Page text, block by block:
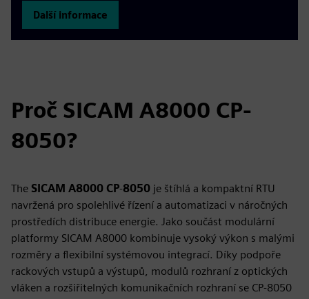
Další informace
Proč SICAM A8000 CP-
8050?
The SICAM A8000 CP‑8050 je štíhlá a kompaktní RTU
navržená pro spolehlivé řízení a automatizaci v náročných
prostředích distribuce energie. Jako součást modulární
platformy SICAM A8000 kombinuje vysoký výkon s malými
rozměry a flexibilní systémovou integrací. Díky podpoře
rackových vstupů a výstupů, modulů rozhraní z optických
vláken a rozšiřitelných komunikačních rozhraní se CP‑8050